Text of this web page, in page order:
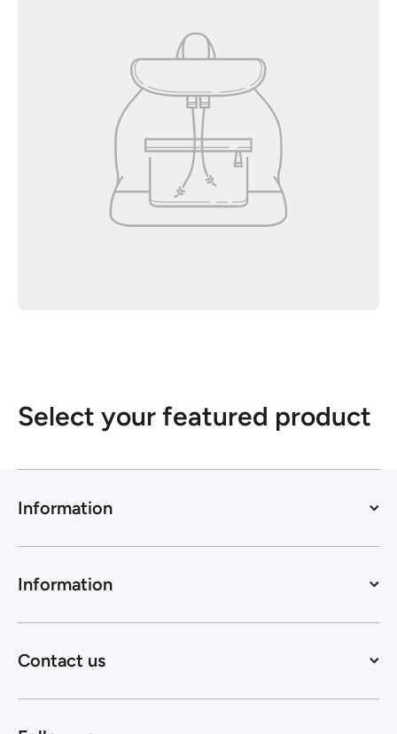
Select your featured product
Information
Information
Contact us